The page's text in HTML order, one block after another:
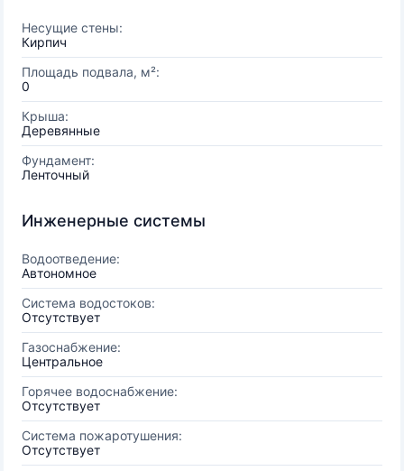
Несущие стены:
Кирпич
Площадь подвала, м²:
0
Крыша:
Деревянные
Фундамент:
Ленточный
Инженерные системы
Водоотведение:
Автономное
Система водостоков:
Отсутствует
Газоснабжение:
Центральное
Горячее водоснабжение:
Отсутствует
Система пожаротушения:
Отсутствует